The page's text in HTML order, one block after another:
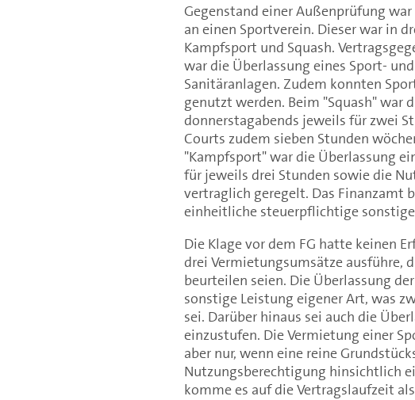
Gegenstand einer Außenprüfung
an einen Sportverein. Dieser war in
Kampfsport und Squash.
war die Überlassung eines Sport-
Sanitäranlagen. Zudem konnten
genutzt werden. Beim "Squash" war
donnerstagabends jeweils für zwei
Courts zudem sieben Stunden
"Kampfsport" war die Überlassung
für jeweils drei Stunden sowie die
vertraglich geregelt. Das Finanzamt
einheitliche steuerpflichtige
Die Klage vor dem FG hatte keinen
drei Vermietungsumsätze ausführe,
beurteilen seien. Die Überlassung
sonstige Leistung eigener Art, was
sei. Darüber hinaus sei auch die
einzustufen. Die Vermietung einer
aber nur, wenn eine reine
Nutzungsberechtigung hinsichtlich
komme es auf die Vertragslaufzeit